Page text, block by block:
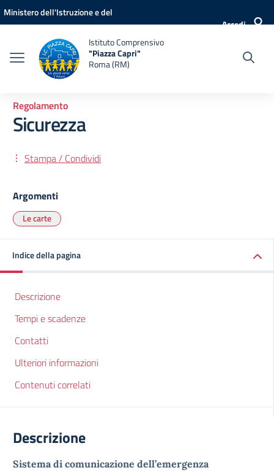
Vai ai contenuti
Vai al menu di navigazione
Vai al footer
Ministero dell'Istruzione e del
Accedi
Istituto Comprensivo
"Piazza Capri"
Roma (RM)
Regolamento
Sicurezza
Stampa / Condividi
Argomenti
Le carte
Indice della pagina
Descrizione
Tempi e scadenze
Contatti
Ulteriori informazioni
Contenuti correlati
Descrizione
Sistema di comunicazione dell’emergenza